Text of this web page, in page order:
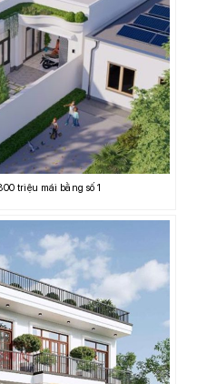
triệu mái bằng số 1